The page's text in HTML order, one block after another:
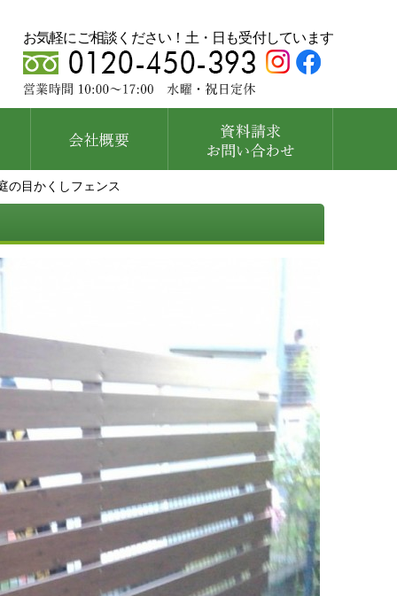
お気軽にご相談ください！土・日も受付しています
の目かくしフェンス